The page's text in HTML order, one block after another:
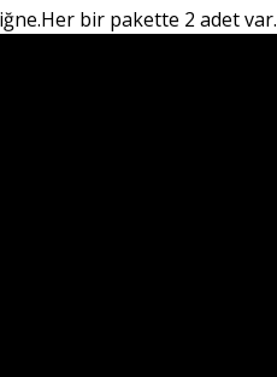
bir pakette 2 adet var.